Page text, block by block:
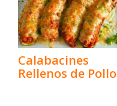
Calabacines
Rellenos de Pollo